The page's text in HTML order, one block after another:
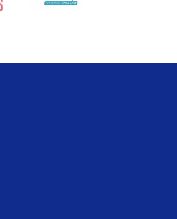
et des particuliers.